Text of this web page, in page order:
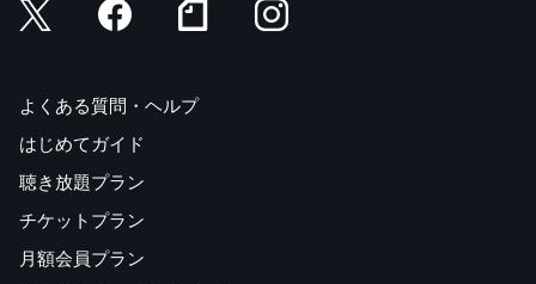
よくある質問・ヘルプ
はじめてガイド
聴き放題プラン
チケットプラン
月額会員プラン